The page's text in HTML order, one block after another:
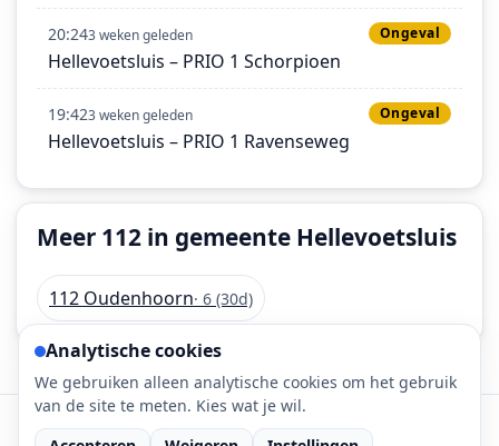
20:243 weken geleden Ongeval
Hellevoetsluis – PRIO 1 Schorpioen
19:423 weken geleden Ongeval
Hellevoetsluis – PRIO 1 Ravenseweg
Meer 112 in gemeente Hellevoetsluis
112 Oudenhoorn· 6 (30d)
112-meldingen.nl • 112 meldingen is onderdeel
Analytische cookies
We gebruiken alleen analytische cookies om het gebruik
van de site te meten. Kies wat je wil.